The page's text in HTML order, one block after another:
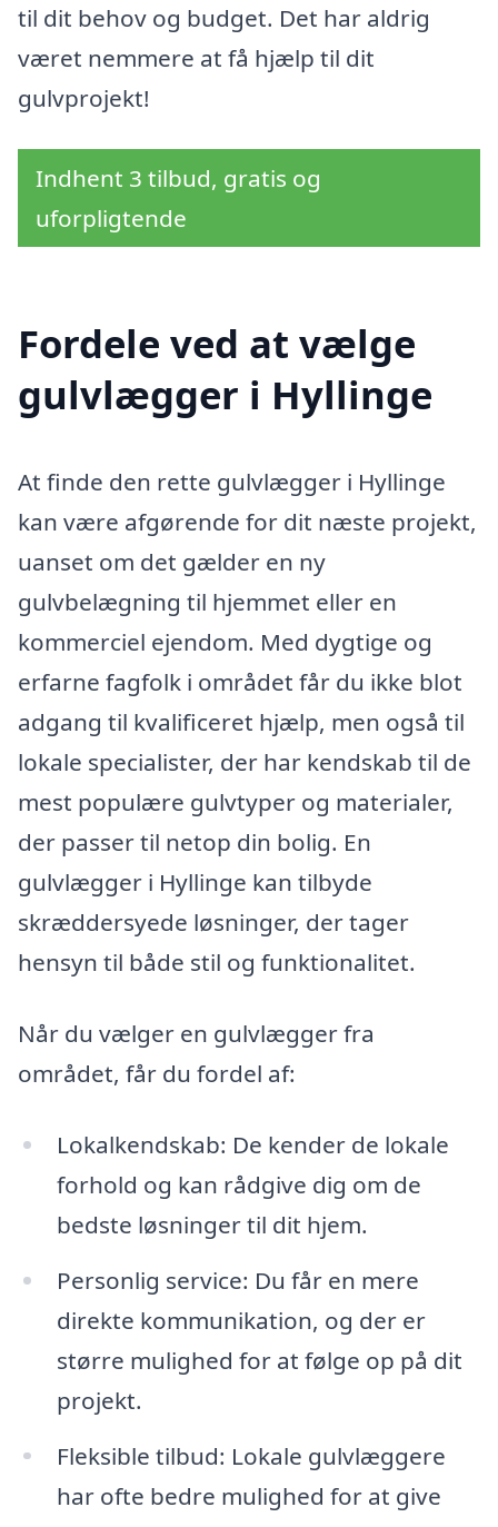
til dit behov og budget. Det har aldrig
været nemmere at få hjælp til dit
gulvprojekt!
Indhent 3 tilbud, gratis og
uforpligtende
Fordele ved at vælge
gulvlægger i Hyllinge
At finde den rette gulvlægger i Hyllinge
kan være afgørende for dit næste projekt,
uanset om det gælder en ny
gulvbelægning til hjemmet eller en
kommerciel ejendom. Med dygtige og
erfarne fagfolk i området får du ikke blot
adgang til kvalificeret hjælp, men også til
lokale specialister, der har kendskab til de
mest populære gulvtyper og materialer,
der passer til netop din bolig. En
gulvlægger i Hyllinge kan tilbyde
skræddersyede løsninger, der tager
hensyn til både stil og funktionalitet.
Når du vælger en gulvlægger fra
området, får du fordel af:
Lokalkendskab: De kender de lokale
forhold og kan rådgive dig om de
bedste løsninger til dit hjem.
Personlig service: Du får en mere
direkte kommunikation, og der er
større mulighed for at følge op på dit
projekt.
Fleksible tilbud: Lokale gulvlæggere
har ofte bedre mulighed for at give